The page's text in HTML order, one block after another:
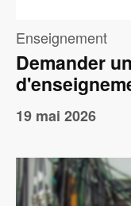
Enseignement
Demander
19 mai 2026
Image